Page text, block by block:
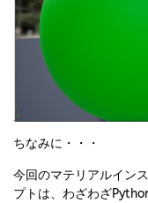
ちなみに・・・
今回のマテリアルイン
プトは、わざわざ